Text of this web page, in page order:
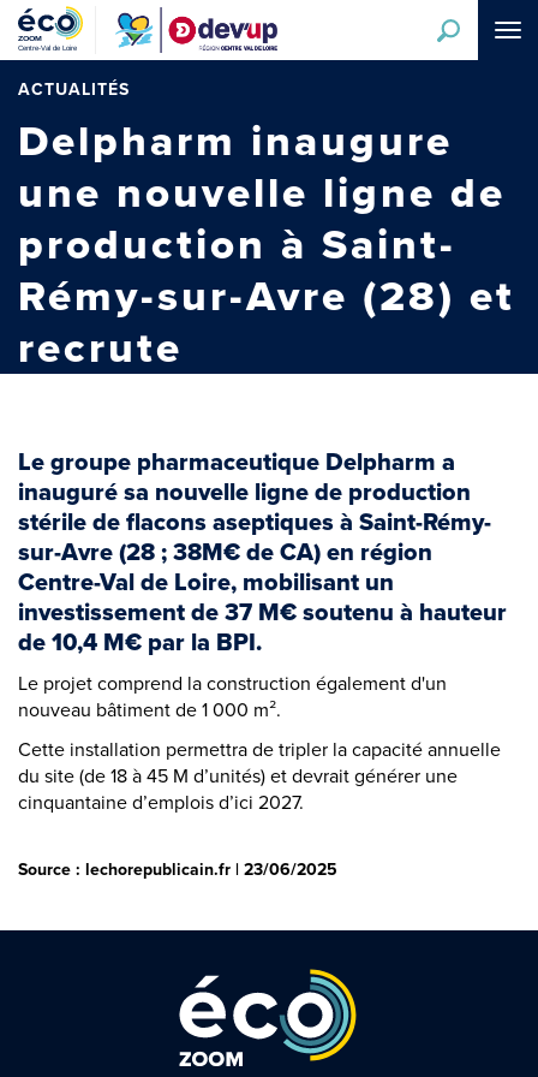
Aller
contenu
principal
ACTUALITÉS
Delpharm inaugure
une nouvelle ligne de
production à Saint-
Rémy-sur-Avre (28) et
recrute
Le groupe pharmaceutique Delpharm a
inauguré sa nouvelle ligne de production
stérile de flacons aseptiques à Saint-Rémy-
sur-Avre (28 ; 38M€ de CA) en région
Centre-Val de Loire, mobilisant un
investissement de 37 M€ soutenu à hauteur
de 10,4 M€ par la BPI.
Le projet comprend la construction également d'un
nouveau bâtiment de 1 000 m².
Cette installation permettra de tripler la capacité annuelle
du site (de 18 à 45 M d’unités) et devrait générer une
cinquantaine d’emplois d’ici 2027.
Source : lechorepublicain.fr | 23/06/2025